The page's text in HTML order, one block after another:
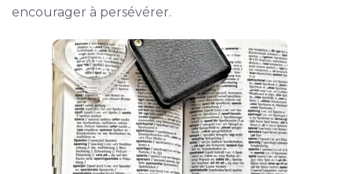
encourager à persévérer.